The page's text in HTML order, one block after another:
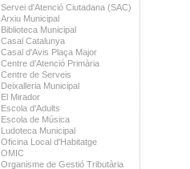
Servei d'Atenció Ciutadana (SAC)
Arxiu Municipal
Biblioteca Municipal
Casal Catalunya
Casal d'Avis Plaça Major
Centre d'Atenció Primària
Centre de Serveis
Deixalleria Municipal
El Mirador
Escola d'Adults
Escola de Música
Ludoteca Municipal
Oficina Local d'Habitatge
OMIC
Organisme de Gestió Tributària